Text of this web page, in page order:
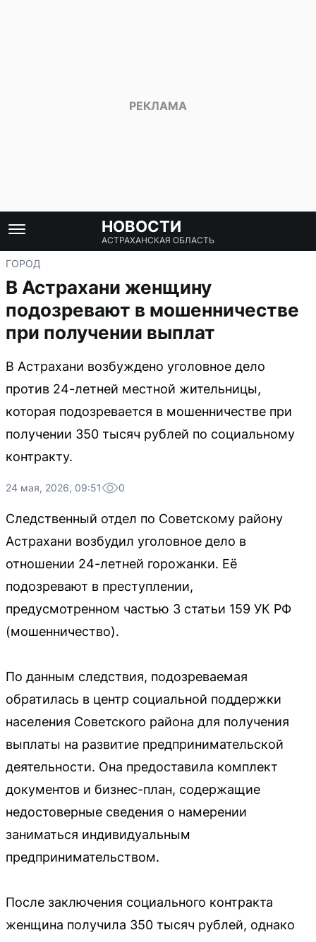
НОВОСТИ
АСТРАХАНСКАЯ ОБЛАСТЬ
ГОРОД
В Астрахани женщину
подозревают в мошенничестве
при получении выплат
В Астрахани возбуждено уголовное дело
против 24-летней местной жительницы,
которая подозревается в мошенничестве при
получении 350 тысяч рублей по социальному
контракту.
24 мая, 2026, 09:51 0
Следственный отдел по Советскому району
Астрахани возбудил уголовное дело в
отношении 24-летней горожанки. Её
подозревают в преступлении,
предусмотренном частью 3 статьи 159 УК РФ
(мошенничество).
По данным следствия, подозреваемая
обратилась в центр социальной поддержки
населения Советского района для получения
выплаты на развитие предпринимательской
деятельности. Она предоставила комплект
документов и бизнес-план, содержащие
недостоверные сведения о намерении
заниматься индивидуальным
предпринимательством.
После заключения социального контракта
женщина получила 350 тысяч рублей, однако